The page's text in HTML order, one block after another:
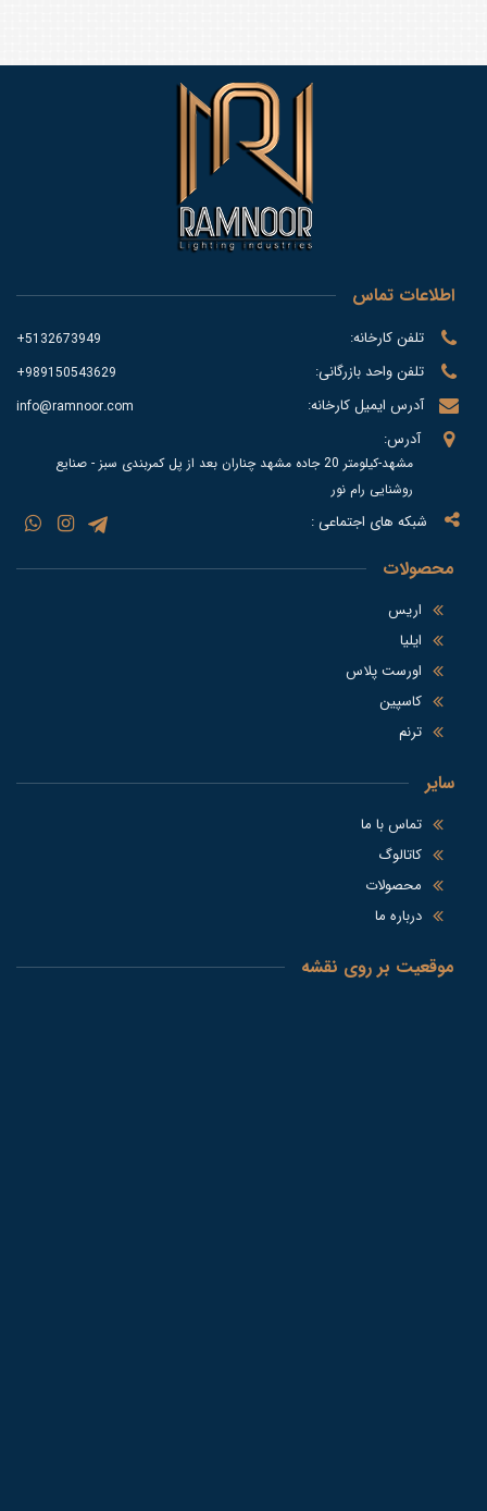
اطلاعات تماس
تلفن کارخانه: 5132673949+
تلفن واحد بازرگانی: 989150543629+
آدرس ایمیل کارخانه: info@ramnoor.com
آدرس:
مشهد-کیلومتر 20 جاده مشهد چناران بعد از پل کمربندی سبز - صنایع
روشنایی رام نور
شبکه های اجتماعی :
محصولات
اریس
ایلیا
اورست پلاس
کاسپین
ترنم
سایر
تماس با ما
کاتالوگ
محصولات
درباره ما
موقعیت بر روی نقشه